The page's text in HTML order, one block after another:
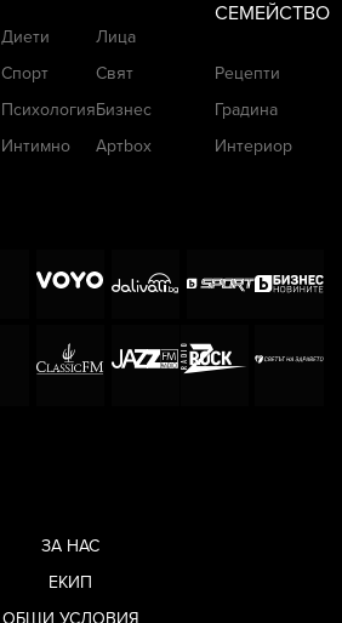
Диети
Спорт
Психология
Интимно
Лица
Свят
Бизнес
Артbox
СЕМЕЙСТВО
Рецепти
Градина
Интериор
ЗА НАС
ЕКИП
ОБЩИ УСЛОВИЯ